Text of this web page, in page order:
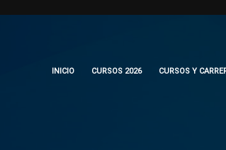
INICIO CURSOS 2026 CURSOS Y